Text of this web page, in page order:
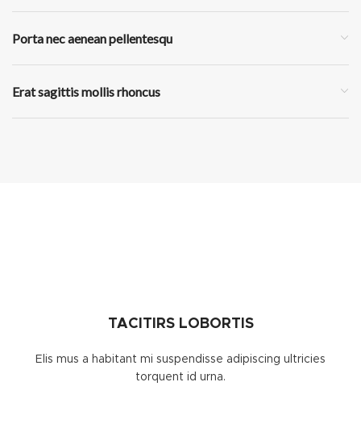
Porta nec aenean pellentesqu
Erat sagittis mollis rhoncus
TACITIRS LOBORTIS
Elis mus a habitant mi suspendisse adipiscing ultricies
torquent id urna.